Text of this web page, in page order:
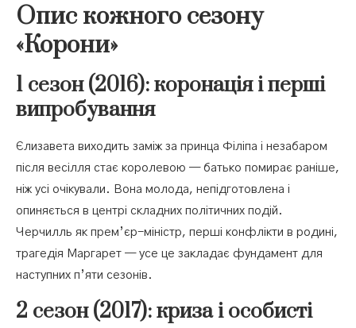
Опис кожного сезону
«Корони»
1 сезон (2016): коронація і перші
випробування
Єлизавета виходить заміж за принца Філіпа і незабаром
після весілля стає королевою — батько помирає раніше,
ніж усі очікували. Вона молода, непідготовлена і
опиняється в центрі складних політичних подій.
Черчилль як прем’єр-міністр, перші конфлікти в родині,
трагедія Маргарет — усе це закладає фундамент для
наступних п’яти сезонів.
2 сезон (2017): криза і особисті